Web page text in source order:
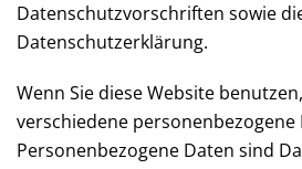
Datenschutzvorschriften sowie
Datenschutzerklärung.
Wenn Sie diese Website
verschiedene
Personenbezogene Daten sind